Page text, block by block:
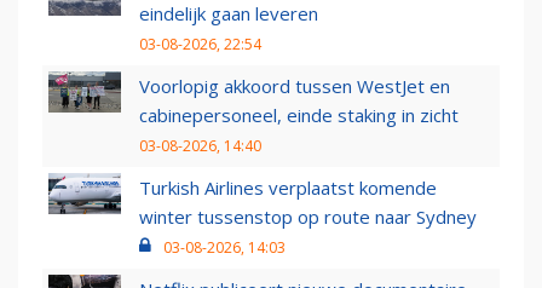
eindelijk gaan leveren
03-08-2026, 22:54
Voorlopig akkoord tussen WestJet en
cabinepersoneel, einde staking in zicht
03-08-2026, 14:40
Turkish Airlines verplaatst komende
winter tussenstop op route naar Sydney
03-08-2026, 14:03